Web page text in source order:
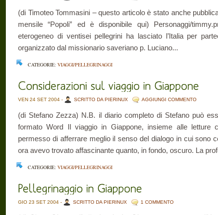
(di Timoteo Tommasini – questo articolo è stato anche
mensile “Popoli” ed è disponibile qui) Personaggi/
eterogeneo di ventisei pellegrini ha lasciato l’Italia per
organizzato dal missionario saveriano p. Luciano...
CATEGORIE: VIAGGI/PELLEGRINAGGI
VEN 24 SET 2004 - SCRITTO DA PIERINUX AGGIUNGI COMMENTO
(di Stefano Zezza) N.B. il diario completo di Stefano può
formato Word Il viaggio in Giappone, insieme alle letture
permesso di afferrare meglio il senso del dialogo in cui sono
ora avevo trovato affascinante quanto, in fondo, oscuro. La
CATEGORIE: VIAGGI/PELLEGRINAGGI
GIO 23 SET 2004 - SCRITTO DA PIERINUX 1 COMMENTO